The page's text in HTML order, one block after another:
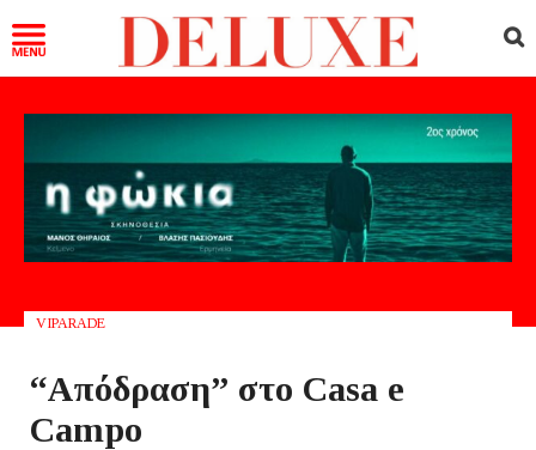
VIPARADE
“Απόδραση” στο Casa e
Campo